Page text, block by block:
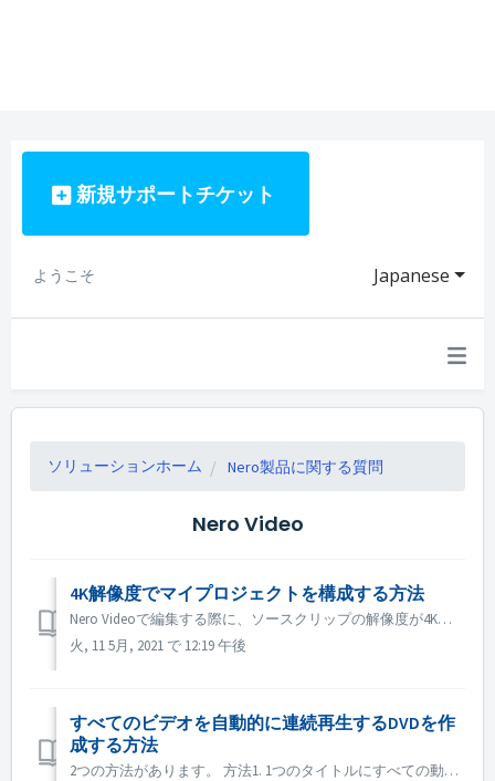
新規サポートチケット
Japanese
ようこそ
ソリューションホーム Nero製品に関する質問
Nero Video
4K解像度でマイプロジェクトを構成する方法
Nero Videoで編集する際に、ソースクリップの解像度が4K以上で、出力ファイルも4Kにしたい場合は、以下の手順を行ってください。 1. 「オプション」→「ムービーオプション」を開き、「解像度」オプションを「UItra HD（4K）」にします。 2. プレビュー品質を向上させるために、プレビューエリアの...
火, 11 5月, 2021 で 12:19 午後
すべてのビデオを自動的に連続再生するDVDを作
成する方法
2つの方法があります。 方法1. 1つのタイトルにすべての動画ファイルを追加する。 編集画面で、自動的に連続再生させたいすべての動画ファイルをタイムラインに読み込みます。 次へのボタンをクリックして、DVDに書き込みます。 方法 2. タイトルに「End Action」を設定する...